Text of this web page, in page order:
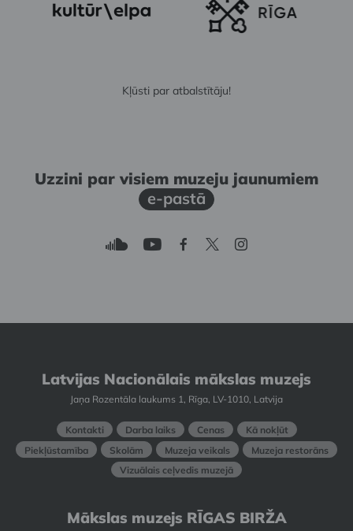
Kļūsti par atbalstītāju!
Uzzini par visiem muzeju jaunumiem
e-pastā
Latvijas Nacionālais mākslas muzejs
Jaņa Rozentāla laukums 1, Rīga, LV-1010, Latvija
Kontakti Darba laiks Cenas
Kā nokļūt
Piekļūstamība
Skolām Muzeja veikals
Muzeja restorāns
Vizuālais ceļvedis muzejā
Mākslas muzejs RĪGAS BIRŽA